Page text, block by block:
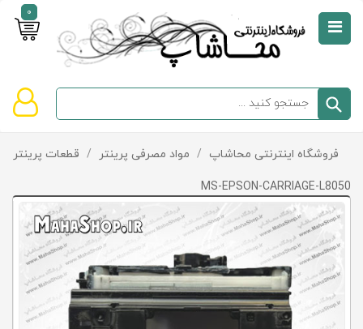
0
صفحه
دسته‌بندی
تخفیف‌ها
و
پیشنهادها
تماس
سبد
خالی
است
فروشگاه اینترنتی محاشاپ / مواد مصرفی پرینتر / قطعات پرینتر و
MS-EPSON-CARRIAGE-L8050